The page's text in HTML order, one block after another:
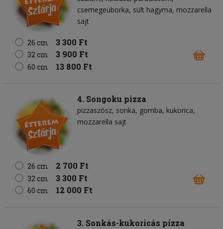
csemegeuborka sült hagyma mozzarella
sajt
26 cm 3 300 Ft
32 cm 3 900 Ft
60 cm 13 800 Ft
4. Songoku pizza
pizzaszósz sonka gomba kukorica
mozzarella sajt
26 cm 2 700 Ft
32 cm 3 300 Ft
60 cm 12 000 Ft
3. Sonkás-kukoricás pizza